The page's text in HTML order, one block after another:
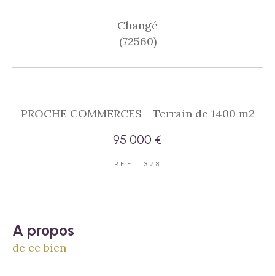
Changé
(72560)
PROCHE COMMERCES - Terrain de 1400 m2
95 000 €
REF : 378
a propos
de ce bien